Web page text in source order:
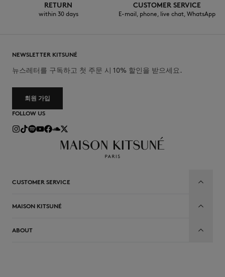
RETURN
within 30 days
CUSTOMER SERVICE
E-mail, phone, live chat, WhatsApp
NEWSLETTER KITSUNÉ
뉴스레터를 구독하고 첫 주문 시 10% 할인을 받으세요.
회원 가입
FOLLOW US
CUSTOMER SERVICE
MAISON KITSUNÉ
ABOUT